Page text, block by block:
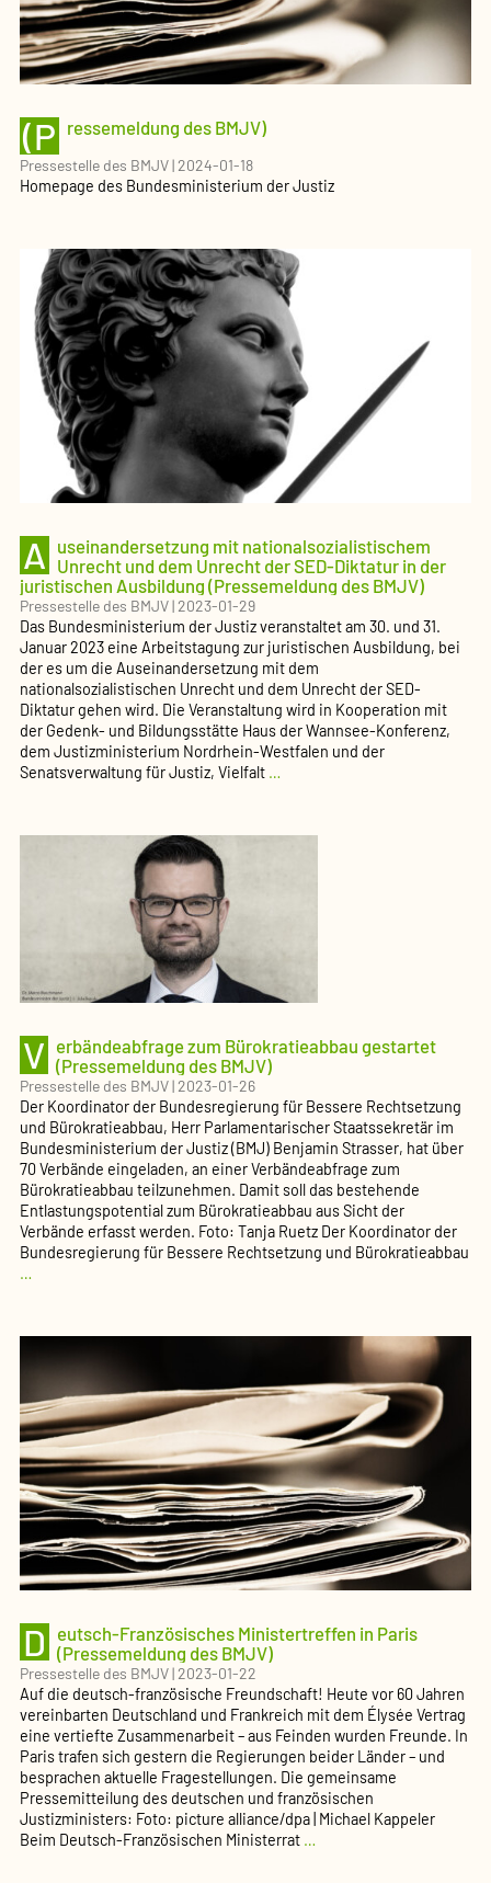
(P ressemeldung des BMJV)
Pressestelle des BMJV|2024-01-18
Homepage des Bundesministerium der Justiz
A useinandersetzung mit nationalsozialistischem
Unrecht und dem Unrecht der SED-Diktatur in der
juristischen Ausbildung (Pressemeldung des BMJV)
Pressestelle des BMJV|2023-01-29
Das Bundesministerium der Justiz veranstaltet am 30. und 31.
Januar 2023 eine Arbeitstagung zur juristischen Ausbildung, bei
der es um die Auseinandersetzung mit dem
nationalsozialistischen Unrecht und dem Unrecht der SED-
Diktatur gehen wird. Die Veranstaltung wird in Kooperation mit
der Gedenk- und Bildungsstätte Haus der Wannsee-Konferenz,
dem Justizministerium Nordrhein-Westfalen und der
Senatsverwaltung für Justiz, Vielfalt …
Unrecht
der
Ausbildung
(Pressemeldung
BMJV)
V erbändeabfrage zum Bürokratieabbau gestartet
(Pressemeldung des BMJV)
Pressestelle des BMJV|2023-01-26
Der Koordinator der Bundesregierung für Bessere Rechtsetzung
und Bürokratieabbau, Herr Parlamentarischer Staatssekretär im
Bundesministerium der Justiz (BMJ) Benjamin Strasser, hat über
70 Verbände eingeladen, an einer Verbändeabfrage zum
Bürokratieabbau teilzunehmen. Damit soll das bestehende
Entlastungspotential zum Bürokratieabbau aus Sicht der
Verbände erfasst werden. Foto: Tanja Ruetz Der Koordinator der
Bundesregierung für Bessere Rechtsetzung und Bürokratieabbau
…
gestartet
BMJV)
D
eutsch-Französisches Ministertreffen in Paris
(Pressemeldung des BMJV)
Pressestelle des BMJV|2023-01-22
Auf die deutsch-französische Freundschaft! Heute vor 60 Jahren
vereinbarten Deutschland und Frankreich mit dem Élysée Vertrag
eine vertiefte Zusammenarbeit – aus Feinden wurden Freunde. In
Paris trafen sich gestern die Regierungen beider Länder – und
besprachen aktuelle Fragestellungen. Die gemeinsame
Pressemitteilung des deutschen und französischen
Justizministers: Foto: picture alliance/dpa | Michael Kappeler
Beim Deutsch-Französischen Ministerrat …